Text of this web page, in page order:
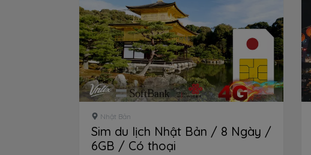
Nhật Bản
Sim du lịch Nhật Bản / 8 Ngày /
6GB / Có thoại